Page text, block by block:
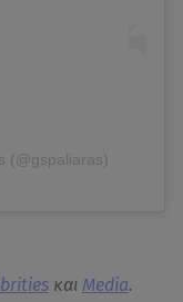
(@gspaliaras)
και Media.